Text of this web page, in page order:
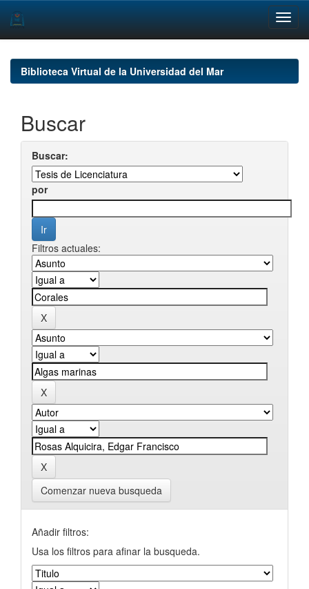
navigationBiblioteca Virtual de la Universidad del Mar
Buscar
Buscar:
por
Filtros actuales:
Comenzar nueva busqueda
Añadir filtros:
Usa los filtros para afinar la busqueda.